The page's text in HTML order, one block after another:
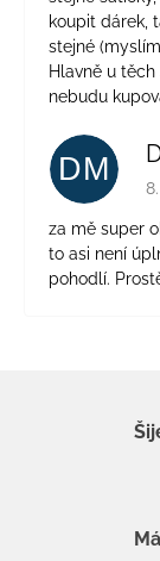
koupit dárek,
stejné
Hlavně u
nebudu
DM
za mě super
to asi není
pohodlí.